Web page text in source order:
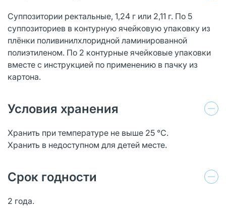
Суппозитории ректальные, 1,24 г или 2,11 г. По 5
суппозиториев в контурную ячейковую упаковку из
плёнки поливинилхлоридной ламинированной
полиэтиленом. По 2 контурные ячейковые упаковки
вместе с инструкцией по применению в пачку из
картона.
Условия хранения
Хранить при температуре не выше 25 °С.
Хранить в недоступном для детей месте.
Срок годности
2 года.